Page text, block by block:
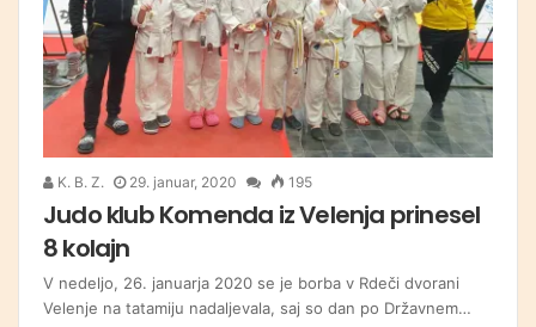
K. B. Z. 29. januar, 2020 195
Judo klub Komenda iz Velenja prinesel
8 kolajn
V nedeljo, 26. januarja 2020 se je borba v Rdeči dvorani
Velenje na tatamiju nadaljevala, saj so dan po Državnem…